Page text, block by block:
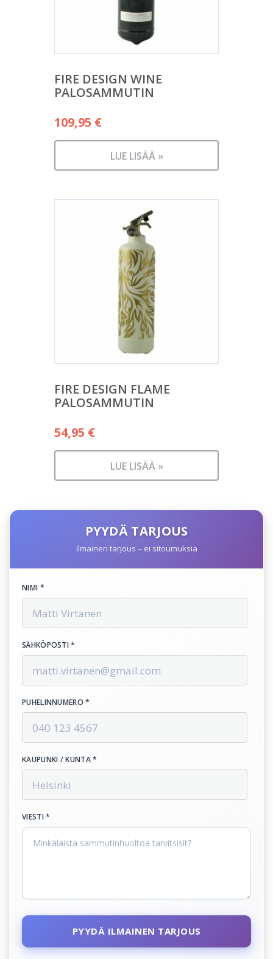
FIRE DESIGN WINE
PALOSAMMUTIN
109,95 €
LUE LISÄÄ »
FIRE DESIGN FLAME
PALOSAMMUTIN
54,95 €
LUE LISÄÄ »
PYYDÄ TARJOUS
Ilmainen tarjous – ei sitoumuksia
NIMI *
SÄHKÖPOSTI *
PUHELINNUMERO *
KAUPUNKI / KUNTA *
VIESTI *
PYYDÄ ILMAINEN TARJOUS